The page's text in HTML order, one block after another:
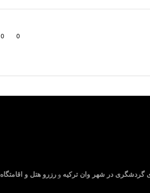
0 0
گردشگری در شهر وان ترکیه ورزرو هتل و اقامتگاه